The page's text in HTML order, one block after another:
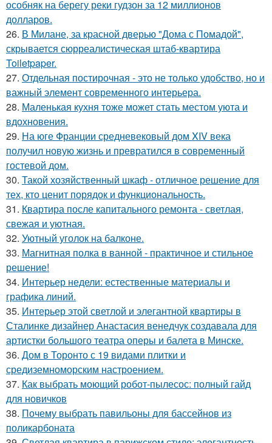
особняк на берегу реки гудзон за 12 миллионов
долларов.
26. В Милане, за красной дверью "Дома с Помадой",
скрывается сюрреалистическая штаб-квартира
Toiletpaper.
27. Отдельная постирочная - это не только удобство, но и
важный элемент современного интерьера.
28. Маленькая кухня тоже может стать местом уюта и
вдохновения.
29. На юге Франции средневековый дом XIV века
получил новую жизнь и превратился в современный
гостевой дом.
30. Такой хозяйственный шкаф - отличное решение для
тех, кто ценит порядок и функциональность.
31. Квартира после капитального ремонта - светлая,
свежая и уютная.
32. Уютный уголок на балконе.
33. Магнитная полка в ванной - практичное и стильное
решение!
34. Интерьер недели: естественные материалы и
графика линий.
35. Интерьер этой светлой и элегантной квартиры в
Сталинке дизайнер Анастасия венедчук создавала для
артистки большого театра оперы и балета в Минске.
36. Дом в Торонто с 19 видами плитки и
средиземноморским настроением.
37. Как выбрать моющий робот-пылесос: полный гайд
для новичков
38. Почему выбрать павильоны для бассейнов из
поликарбоната